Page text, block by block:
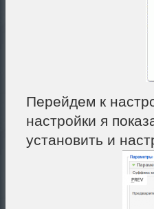
Перейдем к
настройки я
установить и